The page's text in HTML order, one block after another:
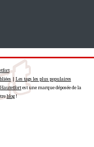
|Les tags les plus populaires
Hautetfortest une marque déposée de la
blog!